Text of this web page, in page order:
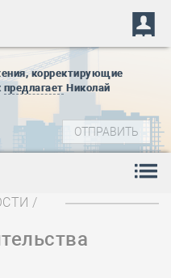
корректирующие
предлагает Николай
/